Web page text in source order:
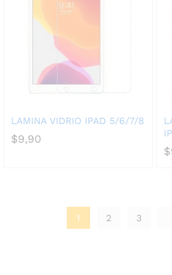
LAMINA VIDRIO IPAD 5/6/7/8
$9,90
$
1 2 3